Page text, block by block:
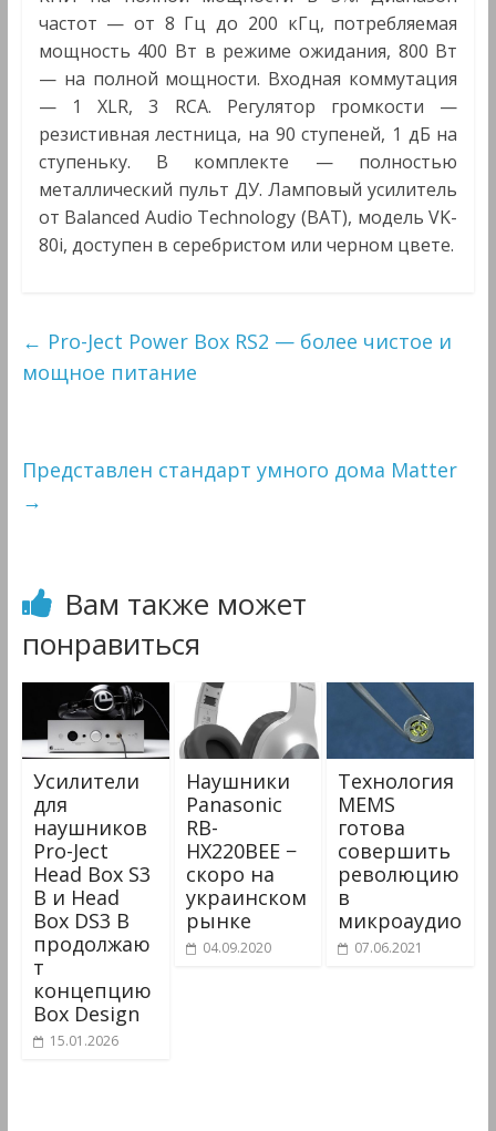
частот — от 8 Гц до 200 кГц, потребляемая
мощность 400 Вт в режиме ожидания, 800 Вт
— на полной мощности. Входная коммутация
— 1 XLR, 3 RCA. Регулятор громкости —
резистивная лестница, на 90 ступеней, 1 дБ на
ступеньку. В комплекте — полностью
металлический пульт ДУ. Ламповый усилитель
от Balanced Audio Technology (BAT), модель VK-
80i, доступен в серебристом или черном цвете.
← Pro-Ject Power Box RS2 — более чистое и
мощное питание
Представлен стандарт умного дома Matter
→
Вам также может
понравиться
Усилители
для
наушников
Pro-Ject
Head Box S3
B и Head
Box DS3 B
продолжаю
т
концепцию
Box Design
15.01.2026
Наушники
Panasonic
RB-
HX220BEE −
скоро на
украинском
рынке
04.09.2020
Технология
MEMS
готова
совершить
революцию
в
микроаудио
07.06.2021